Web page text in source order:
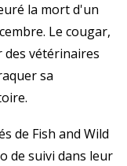
la mort d'un
Le cougar,
des vétérinaires
sa
de Fish and Wild
de suivi dans leur